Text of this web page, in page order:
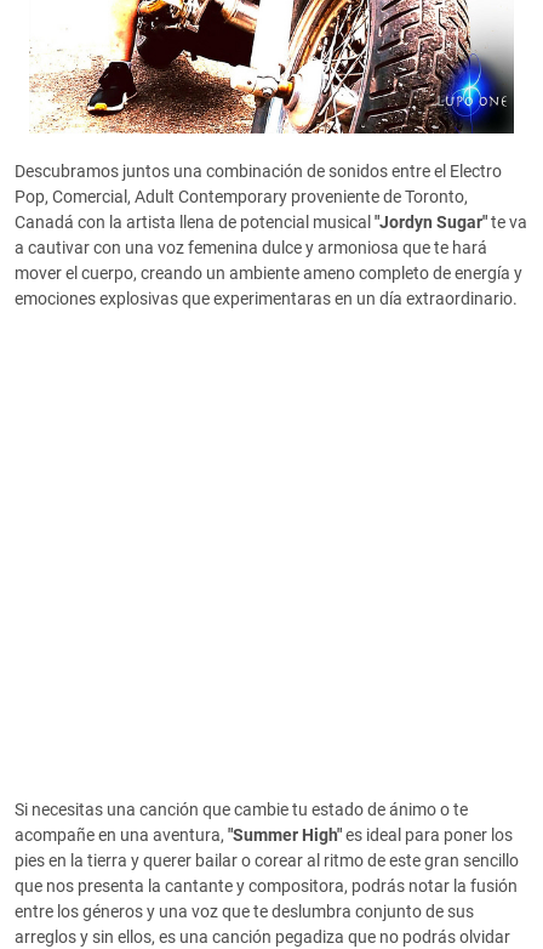
Descubramos juntos una combinación de sonidos entre el Electro
Pop, Comercial, Adult Contemporary proveniente de Toronto,
Canadá con la artista llena de potencial musical "Jordyn Sugar"te va
a cautivar con una voz femenina dulce y armoniosa que te hará
mover el cuerpo, creando un ambiente ameno completo de energía y
emociones explosivas que experimentaras en un día extraordinario.
Si necesitas una canción que cambie tu estado de ánimo o te
acompañe en una aventura, "Summer High"es ideal para poner los
pies en la tierra y querer bailar o corear al ritmo de este gran sencillo
que nos presenta la cantante y compositora, podrás notar la fusión
entre los géneros y una voz que te deslumbra conjunto de sus
arreglos y sin ellos, es una canción pegadiza que no podrás olvidar